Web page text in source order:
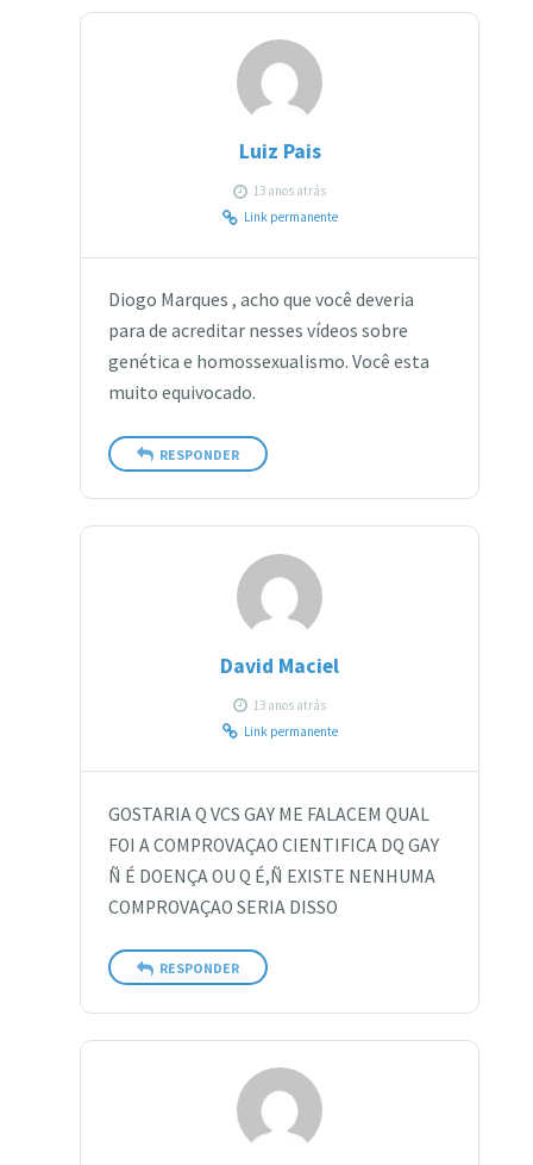
Luiz Pais
13 anos atrás
Link permanente
Diogo Marques , acho que você deveria
para de acreditar nesses vídeos sobre
genética e homossexualismo. Você esta
muito equivocado.
RESPONDER
David Maciel
13 anos atrás
Link permanente
GOSTARIA Q VCS GAY ME FALACEM QUAL
FOI A COMPROVAÇAO CIENTIFICA DQ GAY
Ñ É DOENÇA OU Q É,Ñ EXISTE NENHUMA
COMPROVAÇAO SERIA DISSO
RESPONDER